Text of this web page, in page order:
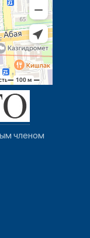
членом